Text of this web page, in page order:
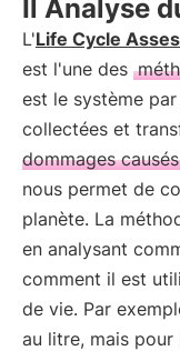
Il Analyse
L'Life Cycle
est l'une des
est le système
collectées et
dommages
nous permet de
planète. La
en analysant
comment il est
de vie. Par
au litre, mais pour